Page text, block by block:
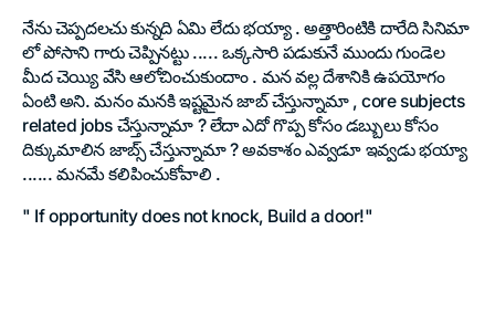
నేను చెప్పదలచు కున్నది ఏమి లేదు భయ్యా . అత్తారింటికి దారేది సినిమా
లో పోసాని గారు చెప్పినట్టు ..... ఒక్కసారి పడుకునే ముందు గుండెల
మీద చెయ్యి వేసి ఆలోచించుకుందాం . మన వల్ల దేశానికి ఉపయోగం
ఏంటి అని. మనం మనకి ఇష్టమైన జాబ్ చేస్తున్నామా , core subjects
related jobs చేస్తున్నామా ? లేదా ఎదో గొప్ప కోసం డబ్బులు కోసం
దిక్కుమాలిన జాబ్స్ చేస్తున్నామా ? అవకాశం ఎవ్వడూ ఇవ్వడు భయ్యా
...... మనమే కలిపించుకోవాలి .
" If opportunity does not knock, Build a door!"